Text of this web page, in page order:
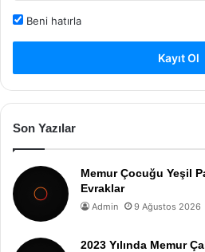
Beni hatırla
Kayıt Ol
Son Yazılar
Memur Çocuğu Yeşil
Evraklar
Admin 9 Ağustos 2026
2023 Yılında Memur